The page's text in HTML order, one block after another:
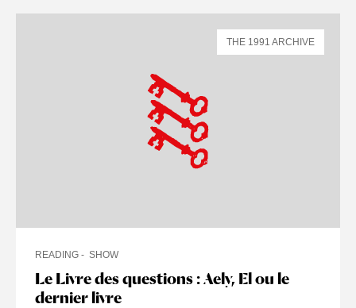
Le Livre des questions : Aely, El ou le
dernier livre
READING SHOW
THE 1991 ARCHIVE